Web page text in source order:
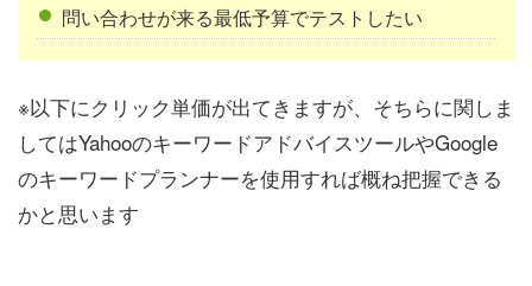
問い合わせが来る最低予算でテストしたい
※以下にクリック単価が出てきますが、そちらに関しま
してはYahooのキーワードアドバイスツールやGoogle
のキーワードプランナーを使用すれば概ね把握できる
かと思います